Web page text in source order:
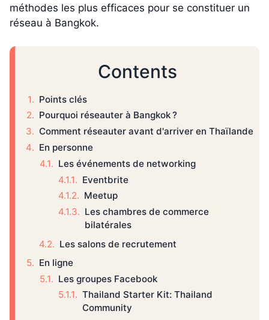
méthodes les plus efficaces pour se constituer un
réseau à Bangkok.
Contents
Points clés
Pourquoi réseauter à Bangkok ?
Comment réseauter avant d'arriver en Thaïlande
En personne
Les événements de networking
Eventbrite
Meetup
Les chambres de commerce
bilatérales
Les salons de recrutement
En ligne
Les groupes Facebook
Thailand Starter Kit: Thailand
Community